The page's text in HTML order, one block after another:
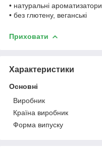
• натуральні ароматизатори
• без глютену, веганські
Приховати
Характеристики
Основні
Виробник
Країна виробник
Форма випуску